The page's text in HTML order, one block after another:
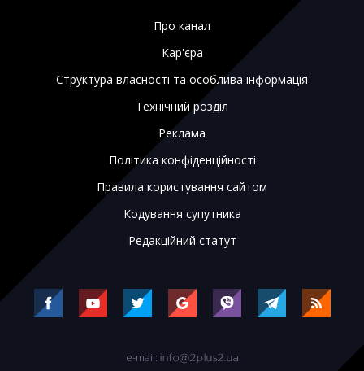
Про канал
Кар'єра
Структура власності та особлива інформація
Технічний розділ
Реклама
Політика конфіденційності
Правила користування сайтом
Кодування супутника
Редакційний статут
e-mail: